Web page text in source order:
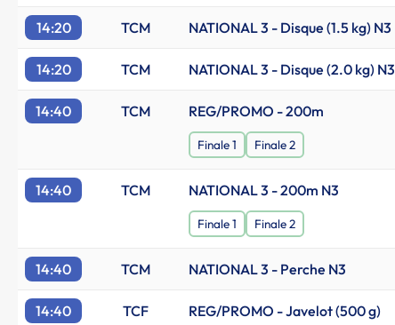
14:20 TCM NATIONAL 3 - Disque (1.5 kg) N3
14:20 TCM NATIONAL 3 - Disque (2.0 kg) N3
14:40 TCM REG/PROMO - 200m
Finale 1 Finale 2
14:40 TCM NATIONAL 3 - 200m N3
Finale 1 Finale 2
14:40 TCM NATIONAL 3 - Perche N3
14:40 TCF REG/PROMO - Javelot (500 g)